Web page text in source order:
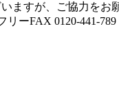
ますが、ご協力をお
リーFAX 0120-441-789